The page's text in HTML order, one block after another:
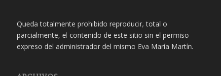
Queda totalmente prohibido reproducir, total o
parcialmente, el contenido de este sitio sin el permiso
expreso del administrador del mismo Eva María Martín.